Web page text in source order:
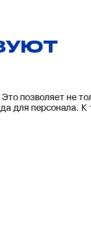
позволяет не
для персонала. К